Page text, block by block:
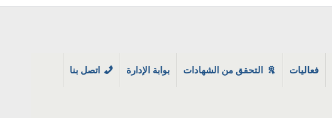
فعاليات التحقق من الشهادات بوابة الإدارة اتصل بنا